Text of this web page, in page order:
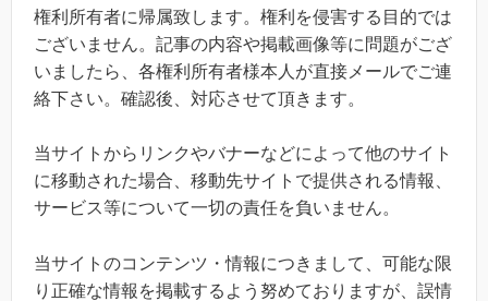
権利所有者に帰属致します。権利を侵害する目的では
ございません。記事の内容や掲載画像等に問題がござ
いましたら、各権利所有者様本人が直接メールでご連
絡下さい。確認後、対応させて頂きます。
当サイトからリンクやバナーなどによって他のサイト
に移動された場合、移動先サイトで提供される情報、
サービス等について一切の責任を負いません。
当サイトのコンテンツ・情報につきまして、可能な限
り正確な情報を掲載するよう努めておりますが、誤情